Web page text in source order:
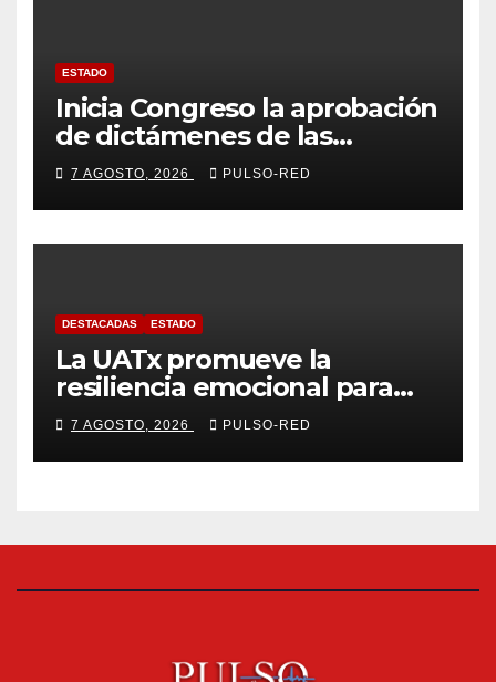
ESTADO
Inicia Congreso la aprobación
de dictámenes de las
cuentas públicas de entes
fiscalizables del ejercicio
fiscal 2025
7 AGOSTO, 2026 PULSO-RED
DESTACADAS ESTADO
La UATx promueve la
resiliencia emocional para
fortalecer salud y bienestar
de estudiantes y docentes
7 AGOSTO, 2026 PULSO-RED